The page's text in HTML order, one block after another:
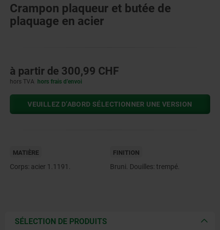
Crampon plaqueur et butée de
plaquage en acier
à partir de 300,99 CHF
hors TVA hors frais d’envoi
VEUILLEZ D’ABORD SÉLECTIONNER UNE VERSION
MATIÈRE
Corps: acier 1.1191.
FINITION
Bruni. Douilles: trempé.
SÉLECTION DE PRODUITS